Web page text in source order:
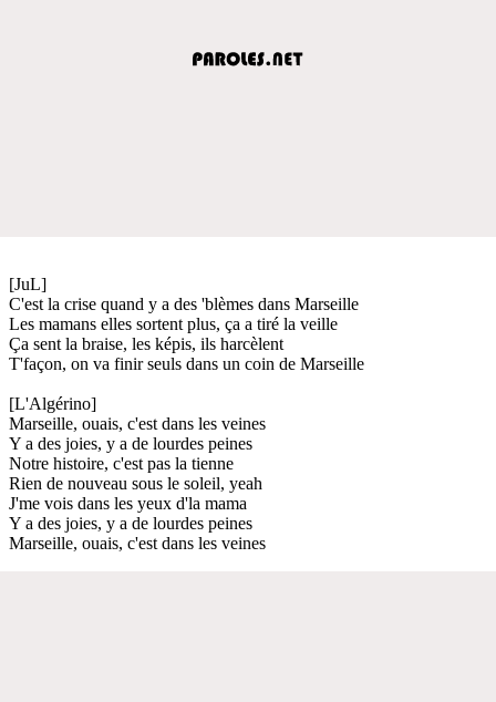
[JuL]
C'est la crise quand y a des 'blèmes dans Marseille
Les mamans elles sortent plus, ça a tiré la veille
Ça sent la braise, les képis, ils harcèlent
T'façon, on va finir seuls dans un coin de Marseille
[L'Algérino]
Marseille, ouais, c'est dans les veines
Y a des joies, y a de lourdes peines
Notre histoire, c'est pas la tienne
Rien de nouveau sous le soleil, yeah
J'me vois dans les yeux d'la mama
Y a des joies, y a de lourdes peines
Marseille, ouais, c'est dans les veines